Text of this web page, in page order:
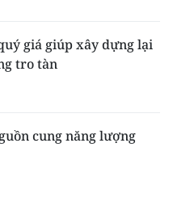
giá giúp xây dựng lại
tro tàn
cung năng lượng